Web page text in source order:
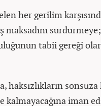
her gerilim
maksadını
tabii gereği
haksızlıkların
kalmayacağına iman